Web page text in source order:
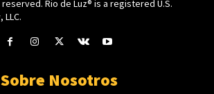
reserved. Rio de Luz® is a registered U.S.
Sobre Nosotros